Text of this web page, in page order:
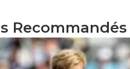
Recommandés